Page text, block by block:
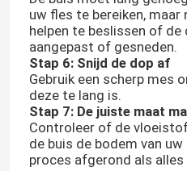
Thuis
Producten
Over ons
Fabrieksreis
uw fles te bereiken, maar
helpen te beslissen of
aangepast of gesneden.
Stap 6: Snijd de dop af
Gebruik een scherp mes
deze te lang is.
Stap 7: De juiste maat
Controleer of de
de buis de bodem van
proces afgerond als